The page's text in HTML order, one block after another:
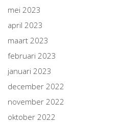
mei 2023
april 2023
maart 2023
februari 2023
januari 2023
december 2022
november 2022
oktober 2022